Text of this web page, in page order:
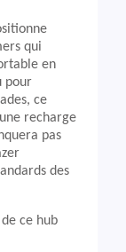
qui
en
pour
ce
recharge
pas
des
ce hub